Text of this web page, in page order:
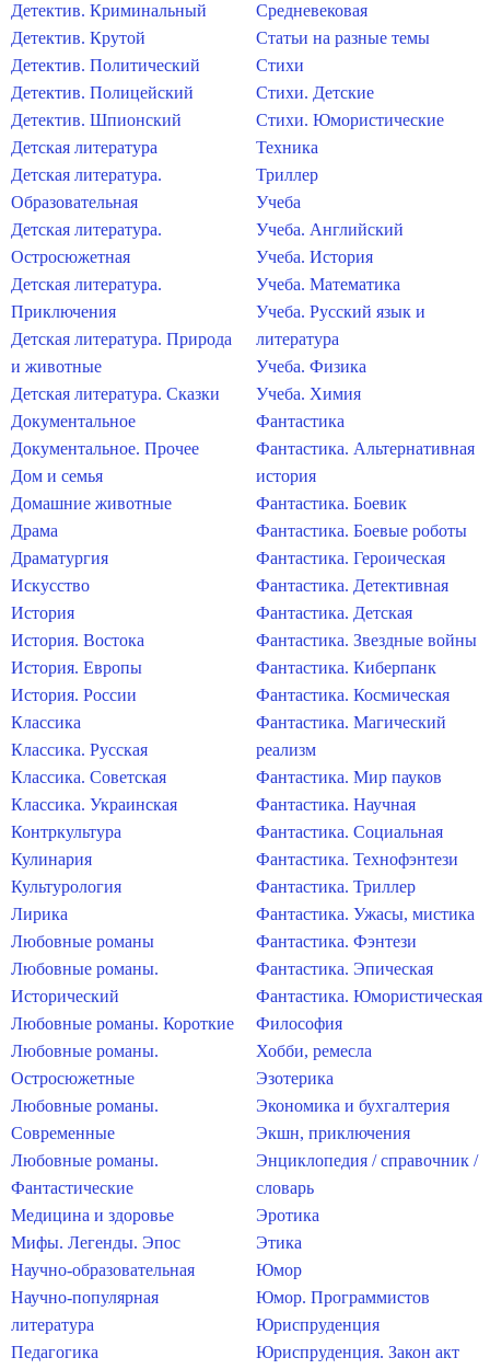
Детектив. Криминальный
Детектив. Крутой
Детектив. Политический
Детектив. Полицейский
Детектив. Шпионский
Детская литература
Детская литература.
Образовательная
Детская литература.
Остросюжетная
Детская литература.
Приключения
Детская литература. Природа
и животные
Детская литература. Сказки
Документальное
Документальное. Прочее
Дом и семья
Домашние животные
Драма
Драматургия
Искусство
История
История. Востока
История. Европы
История. России
Классика
Классика. Русская
Классика. Советская
Классика. Украинская
Контркультура
Кулинария
Культурология
Лирика
Любовные романы
Любовные романы.
Исторический
Любовные романы. Короткие
Любовные романы.
Остросюжетные
Любовные романы.
Современные
Любовные романы.
Фантастические
Медицина и здоровье
Мифы. Легенды. Эпос
Научно-образовательная
Научно-популярная
литература
Педагогика
Средневековая
Статьи на разные темы
Стихи
Стихи. Детские
Стихи. Юмористические
Техника
Триллер
Учеба
Учеба. Английский
Учеба. История
Учеба. Математика
Учеба. Русский язык и
литература
Учеба. Физика
Учеба. Химия
Фантастика
Фантастика. Альтернативная
история
Фантастика. Боевик
Фантастика. Боевые роботы
Фантастика. Героическая
Фантастика. Детективная
Фантастика. Детская
Фантастика. Звездные войны
Фантастика. Киберпанк
Фантастика. Космическая
Фантастика. Магический
реализм
Фантастика. Мир пауков
Фантастика. Научная
Фантастика. Социальная
Фантастика. Технофэнтези
Фантастика. Триллер
Фантастика. Ужасы, мистика
Фантастика. Фэнтези
Фантастика. Эпическая
Фантастика. Юмористическая
Философия
Хобби, ремесла
Эзотерика
Экономика и бухгалтерия
Экшн, приключения
Энциклопедия / справочник /
словарь
Эротика
Этика
Юмор
Юмор. Программистов
Юриспруденция
Юриспруденция. Закон акт